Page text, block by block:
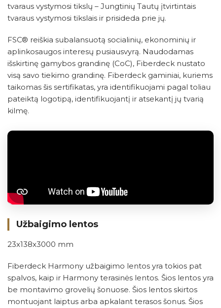
tvaraus vystymosi tikslų – Jungtinių Tautų įtvirtintais
tvaraus vystymosi tikslais ir prisideda prie jų.
FSC® reiškia subalansuotą socialinių, ekonominių ir
aplinkosaugos interesų pusiausvyrą. Naudodamas
išskirtinę gamybos grandinę (CoC), Fiberdeck nustato
visą savo tiekimo grandinę. Fiberdeck gaminiai, kuriems
taikomas šis sertifikatas, yra identifikuojami pagal toliau
pateiktą logotipą, identifikuojantį ir atsekantį jų tvarią
kilmę.
Užbaigimo lentos
23x138x3000 mm
Fiberdeck Harmony užbaigimo lentos yra tokios pat
spalvos, kaip ir Harmony terasinės lentos. Šios lentos yra
be montavimo grovelių šonuose. Šios lentos skirtos
montuojant laiptus arba apkalant terasos šonus. Šios